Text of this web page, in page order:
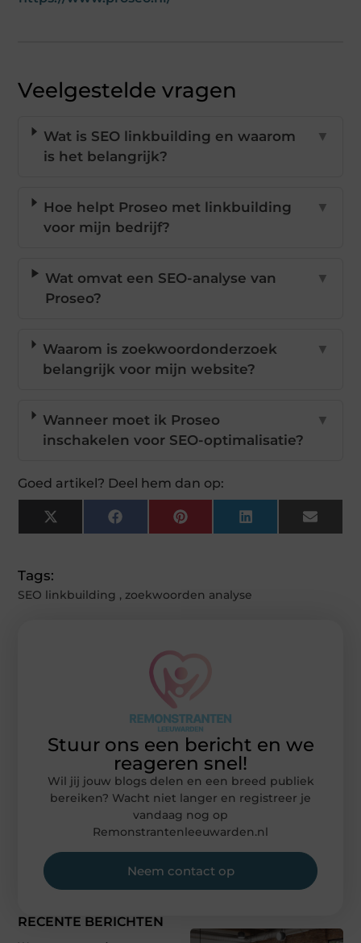
Veelgestelde vragen
Wat is SEO linkbuilding en waarom
is het belangrijk?
▼
Hoe helpt Proseo met linkbuilding
voor mijn bedrijf?
▼
Wat omvat een SEO-analyse van
Proseo?
▼
Waarom is zoekwoordonderzoek
belangrijk voor mijn website?
▼
Wanneer moet ik Proseo
inschakelen voor SEO-optimalisatie?
▼
Goed artikel? Deel hem dan op:
X
(Twitter)
FacebookPinterestLinkedInEmail
Tags:
SEO linkbuilding ,zoekwoorden analyse
RECENTE BERICHTEN
Stuur ons een bericht en we
reageren snel!
Wil jij jouw blogs delen en een breed publiek
bereiken? Wacht niet langer en registreer je
vandaag nog op
Remonstrantenleeuwarden.nl
Neem contact op